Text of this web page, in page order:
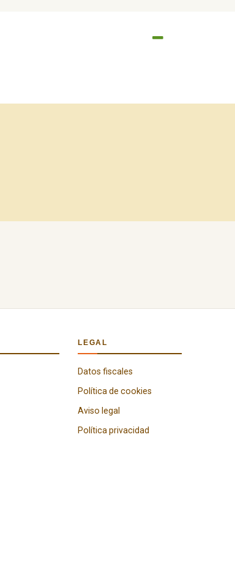
LEGAL
Datos fiscales
Política de cookies
Aviso legal
Política privacidad